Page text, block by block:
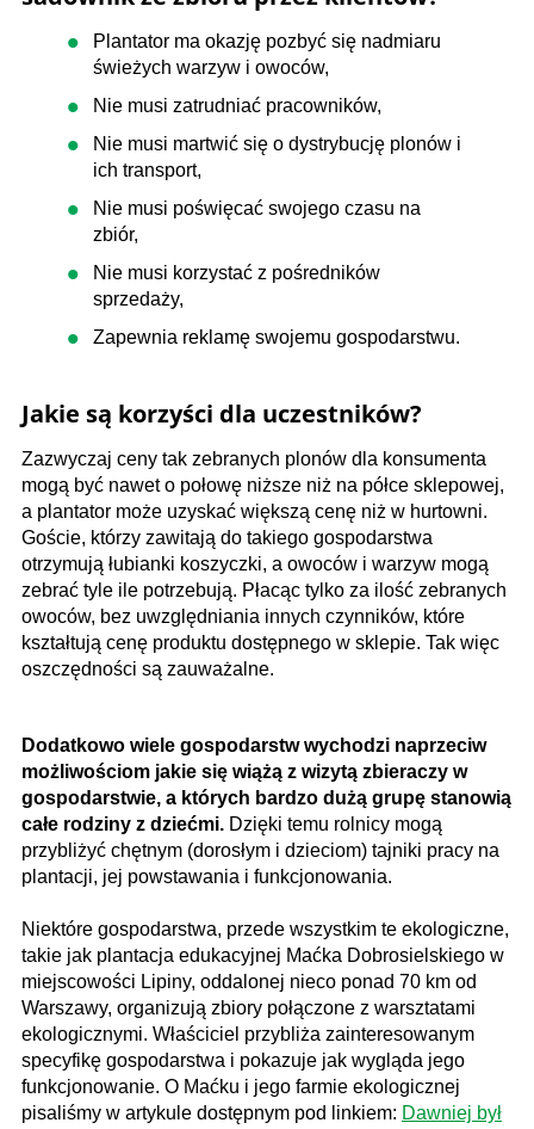
Plantator ma okazję pozbyć się nadmiaru
świeżych warzyw i owoców,
Nie musi zatrudniać pracowników,
Nie musi martwić się o dystrybucję plonów i
ich transport,
Nie musi poświęcać swojego czasu na
zbiór,
Nie musi korzystać z pośredników
sprzedaży,
Zapewnia reklamę swojemu gospodarstwu.
Jakie są korzyści dla uczestników?
Zazwyczaj ceny tak zebranych plonów dla konsumenta
mogą być nawet o połowę niższe niż na półce sklepowej,
a plantator może uzyskać większą cenę niż w hurtowni.
Goście, którzy zawitają do takiego gospodarstwa
otrzymują łubianki koszyczki, a owoców i warzyw mogą
zebrać tyle ile potrzebują. Płacąc tylko za ilość zebranych
owoców, bez uwzględniania innych czynników, które
kształtują cenę produktu dostępnego w sklepie. Tak więc
oszczędności są zauważalne.
Dodatkowo wiele gospodarstw wychodzi naprzeciw
możliwościom jakie się wiążą z wizytą zbieraczy w
gospodarstwie, a których bardzo dużą grupę stanowią
całe rodziny z dziećmi. Dzięki temu rolnicy mogą
przybliżyć chętnym (dorosłym i dzieciom) tajniki pracy na
plantacji, jej powstawania i funkcjonowania.
Niektóre gospodarstwa, przede wszystkim te ekologiczne,
takie jak plantacja edukacyjnej Maćka Dobrosielskiego w
miejscowości Lipiny, oddalonej nieco ponad 70 km od
Warszawy, organizują zbiory połączone z warsztatami
ekologicznymi. Właściciel przybliża zainteresowanym
specyfikę gospodarstwa i pokazuje jak wygląda jego
funkcjonowanie. O Maćku i jego farmie ekologicznej
pisaliśmy w artykule dostępnym pod linkiem: Dawniej był